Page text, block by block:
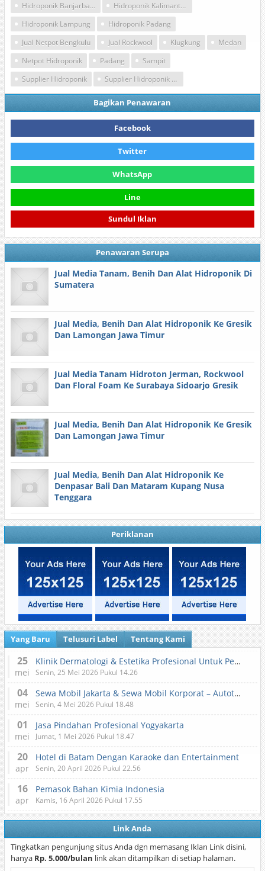
Hidroponik Banjarbaru
Hidroponik Kalimantan
Hidroponik Lampung
Hidroponik Padang
Jual Netpot Bengkulu
Jual Rockwool Klugkung
Medan
Netpot Hidroponik
Padang
Sampit
Supplier Hidroponik
Supplier Hidroponik Batam
Bagikan Penawaran
Facebook
Twitter
WhatsApp
Line
Sundul Iklan
Penawaran Serupa
Jual Media Tanam, Benih Dan Alat Hidroponik Di
Sumatera
Jual Media, Benih Dan Alat Hidroponik Ke Gresik
Dan Lamongan Jawa Timur
Jual Media Tanam Hidroton Jerman, Rockwool
Dan Floral Foam Ke Surabaya Sidoarjo Gresik
Jual Media, Benih Dan Alat Hidroponik Ke Gresik
Dan Lamongan Jawa Timur
Jual Media, Benih Dan Alat Hidroponik Ke
Denpasar Bali Dan Mataram Kupang Nusa
Tenggara
Periklanan
Yang Baru Telusuri Label Tentang Kami
25
mei
Klinik Dermatologi & Estetika Profesional Untuk Perawatan Kulit dan Kecantikan
Senin, 25 Mei 2026 Pukul 14.26
04
mei
Sewa Mobil Jakarta & Sewa Mobil Korporat – Autotranz Indonesia
Senin, 4 Mei 2026 Pukul 18.48
01
mei
Jasa Pindahan Profesional Yogyakarta
Jumat, 1 Mei 2026 Pukul 18.47
20
apr
Hotel di Batam Dengan Karaoke dan Entertainment
Senin, 20 April 2026 Pukul 22.56
16
apr
Pemasok Bahan Kimia Indonesia
Kamis, 16 April 2026 Pukul 17.55
Link Anda
Tingkatkan pengunjung situs Anda dgn memasang Iklan Link disini,
hanya Rp. 5.000/bulan link akan ditampilkan di setiap halaman.